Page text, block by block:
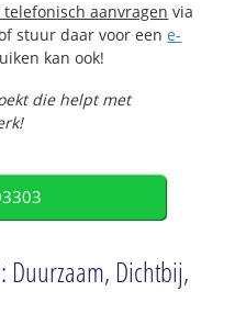
aanvragen via
stuur daar voor eene-
kan ook!
die helpt met
Dichtbij,